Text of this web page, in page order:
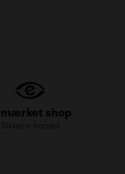
shop
Sikker e-handel